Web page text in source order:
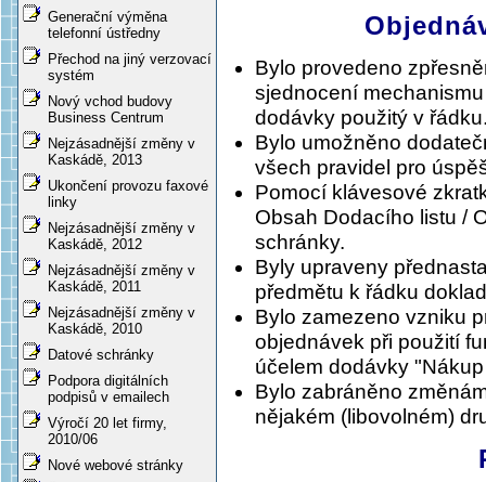
Generační výměna
telefonní ústředny
Přechod na jiný verzovací
systém
Nový vchod budovy
Business Centrum
Nejzásadnější změny v
Kaskádě, 2013
Ukončení provozu faxové
linky
Nejzásadnější změny v
Kaskádě, 2012
Nejzásadnější změny v
Kaskádě, 2011
Nejzásadnější změny v
Kaskádě, 2010
Datové schránky
Podpora digitálních
podpisů v emailech
Výročí 20 let firmy,
2010/06
Nové webové stránky
Bylo provedeno
sjednocení
dodávky použitý v
Bylo umožněno
všech pravidel pro
Pomocí klávesové
Obsah Dodacího listu /
schránky.
Byly upraveny
předmětu k řádku
Bylo zamezeno vzniku
objednávek při použití
účelem dodávky
Bylo zabráněno
nějakém (libovolném)